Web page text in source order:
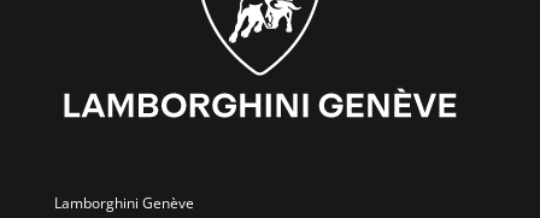
Lamborghini Genève